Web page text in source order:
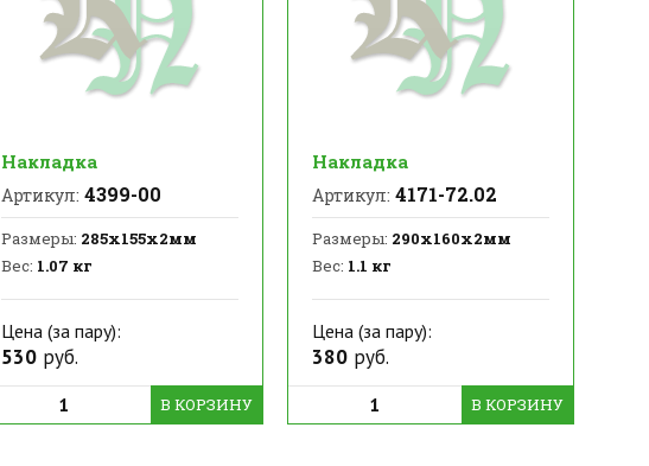
Накладка
Артикул: 4399-00
Размеры: 285х155х2мм
Вес: 1.07 кг
Цена (за пару):
530 руб.
В КОРЗИНУ
Накладка
Артикул: 4171-72.02
Размеры: 290х160х2мм
Вес: 1.1 кг
Цена (за пару):
380руб.
В КОРЗИНУ